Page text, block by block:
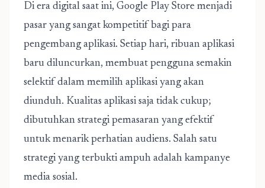
Di era digital saat ini, Google Play Store menjadi
pasar yang sangat kompetitif bagi para
pengembang aplikasi. Setiap hari, ribuan aplikasi
baru diluncurkan, membuat pengguna semakin
selektif dalam memilih aplikasi yang akan
diunduh. Kualitas aplikasi saja tidak cukup;
dibutuhkan strategi pemasaran yang efektif
untuk menarik perhatian audiens. Salah satu
strategi yang terbukti ampuh adalah kampanye
media sosial.